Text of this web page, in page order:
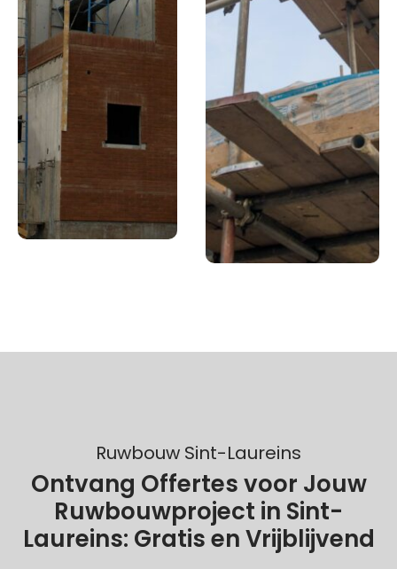
Ruwbouw Sint-Laureins
Ontvang Offertes voor Jouw
Ruwbouwproject in Sint-
Laureins: Gratis en Vrijblijvend